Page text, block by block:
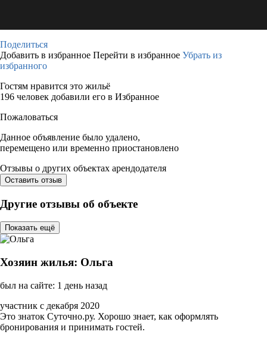
Поделиться
Добавить в избранное Перейти в избранное Убрать из
избранного
Гостям нравится это жильё
196 человек добавили его в Избранное
Пожаловаться
Данное объявление было удалено,
перемещено или временно приостановлено
Отзывы о других объектах арендодателя
Оставить отзыв
Другие отзывы об объекте
Показать ещё
Хозяин жилья: Ольга
был на сайте: 1 день назад
участник с декабря 2020
Это знаток Суточно.ру. Хорошо знает, как оформлять
бронирования и принимать гостей.